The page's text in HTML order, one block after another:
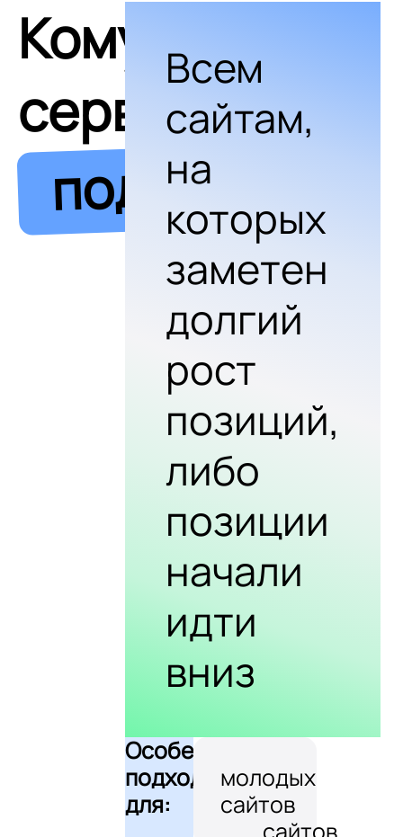
Кому
сервис
подходит
Всем
сайтам,
на
которых
заметен
долгий
рост
позиций,
либо
позиции
начали
идти
вниз
Особенно
подходит
для:
молодых
сайтов